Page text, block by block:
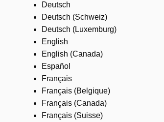
Deutsch
Deutsch (Schweiz)
Deutsch (Luxemburg)
English
English (Canada)
Español
Français
Français (Belgique)
Français (Canada)
Français (Suisse)